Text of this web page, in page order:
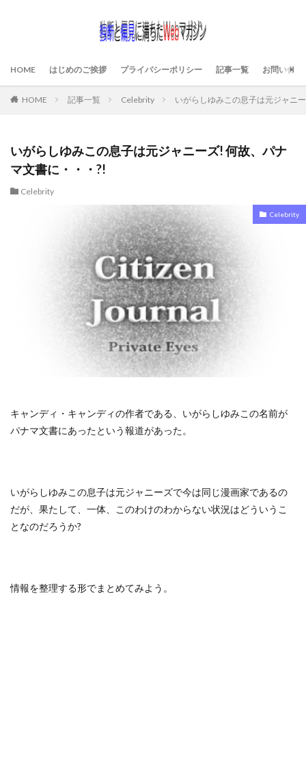
HOME はじめのご挨拶 プライバシーポリシー 記事一覧 お問い合わ
HOME 記事一覧 Celebrity いがらしゆみこの息子は元ジャニ
いがらしゆみこの息子は元ジャニーズ! 何故、パナ
マ文書に・・・?!
Celebrity
Celebrity
キャンディ・キャンディの作者である、いがらしゆみこの名前が
パナマ文書にあったという報道があった。
いがらしゆみこの息子は元ジャニーズで今は同じ漫画家であるの
だが、果たして、一体、このわけのわからない状況はどういうこ
となのだろうか?
情報を整理する形でまとめてみよう。